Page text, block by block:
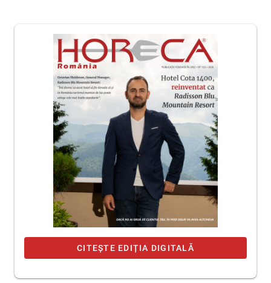
CITEȘTE EDIȚIA DIGITALĂ